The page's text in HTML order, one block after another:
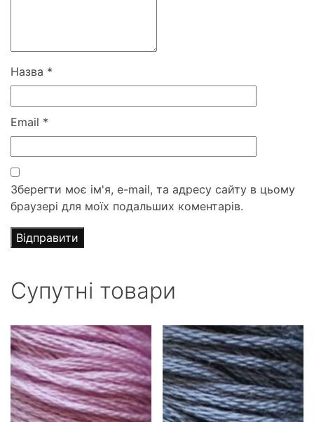
Назва *
Email *
Зберегти моє ім'я, e-mail, та адресу сайту в цьому
браузері для моїх подальших коментарів.
Супутні товари